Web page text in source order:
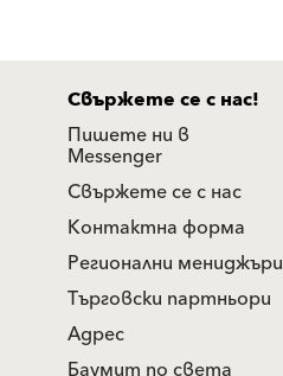
Свържете се с нас!
Пишете ни в
Messenger
Свържете се с нас
Контактна форма
Регионални мениджъри
Търговски партньори
Адрес